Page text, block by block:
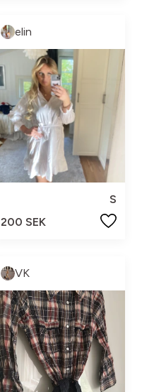
elin
S
200 SEK
VK